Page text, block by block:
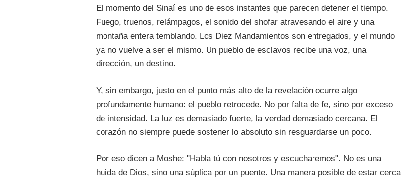
El momento del Sinaí es uno de esos instantes que parecen detener el tiempo.
Fuego, truenos, relámpagos, el sonido del shofar atravesando el aire y una
montaña entera temblando. Los Diez Mandamientos son entregados, y el mundo
ya no vuelve a ser el mismo. Un pueblo de esclavos recibe una voz, una
dirección, un destino.
Y, sin embargo, justo en el punto más alto de la revelación ocurre algo
profundamente humano: el pueblo retrocede. No por falta de fe, sino por exceso
de intensidad. La luz es demasiado fuerte, la verdad demasiado cercana. El
corazón no siempre puede sostener lo absoluto sin resguardarse un poco.
Por eso dicen a Moshe: "Habla tú con nosotros y escucharemos". No es una
huida de Dios, sino una súplica por un puente. Una manera posible de estar cerca